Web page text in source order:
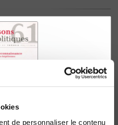
de personnaliser le contenu